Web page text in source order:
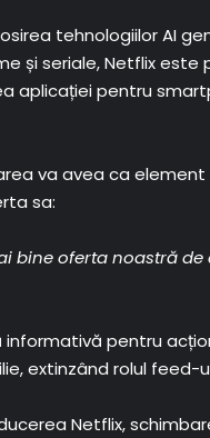
tehnologiilor AI
și seriale, Netflix
aplicației pentru
va avea ca
sa:
bine oferta noastră
pentru
extinzând rolul
Netflix,